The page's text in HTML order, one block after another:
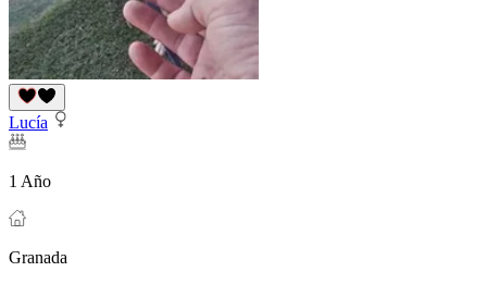
Lucía
1 Año
Granada